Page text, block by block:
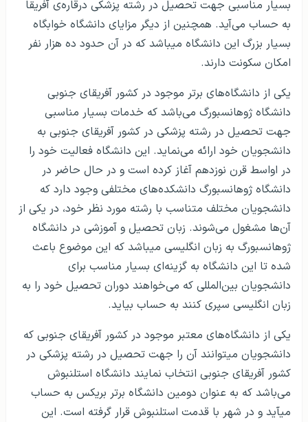
بسیار مناسبی جهت تحصیل در رشته پزشکی درقاره‌ی آفریقا
به حساب می‌آید. همچنین از دیگر مزایای دانشگاه خوابگاه
بسیار بزرگ این دانشگاه می‎باشد که در آن حدود ده هزار نفر
امکان سکونت دارند.
یکی از دانشگاه‌های برتر موجود در کشور آفریقای جنوبی
دانشگاه ژوهانسبورگ می‌باشد که خدمات بسیار مناسبی
جهت تحصیل در رشته پزشکی در کشور آفریقای جنوبی به
دانشجویان خود ارائه می‌نماید. این دانشگاه فعالیت خود را
در اواسط قرن نوزدهم آغاز کرده است و در حال حاضر در
دانشگاه ژوهانسبورگ دانشکده‌های مختلفی وجود دارد که
دانشجویان مختلف متناسب با رشته مورد نظر خود، در یکی از
آن‌ها مشغول می‌شوند. زبان تحصیل و آموزشی در دانشگاه
ژوهانسبورگ به زبان انگلیسی می‎باشد که این موضوع باعث
شده تا این دانشگاه به گزینه‌ای بسیار مناسب برای
دانشجویان بین‌المللی که می‌خواهند دوران تحصیل خود را به
زبان انگلیسی سپری کنند به حساب بیاید.
یکی از دانشگاه‌های معتبر موجود در کشور آفریقای جنوبی که
دانشجویان می‎توانند آن را جهت تحصیل در رشته پزشکی در
کشور آفریقای جنوبی انتخاب نمایند دانشگاه استلنبوش
می‌باشد که به عنوان دومین دانشگاه برتر بریکس به حساب
می‎آید و در شهر با قدمت استلنبوش قرار گرفته است. این